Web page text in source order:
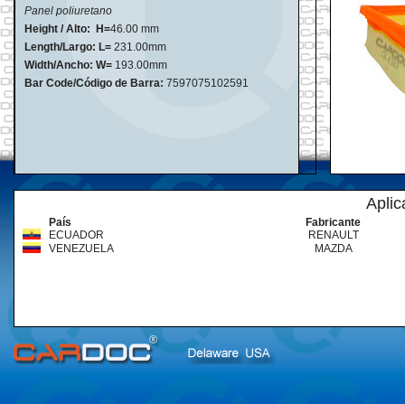
Panel poliuretano
Height / Alto:
H=46.00 mm
Length/Largo: L= 231.00mm
Width/Ancho: W= 193.00mm
Bar Code/Código de Barra: 7597075102591
País
Fabricante
ECUADOR
RENAULT
VENEZUELA
MAZDA